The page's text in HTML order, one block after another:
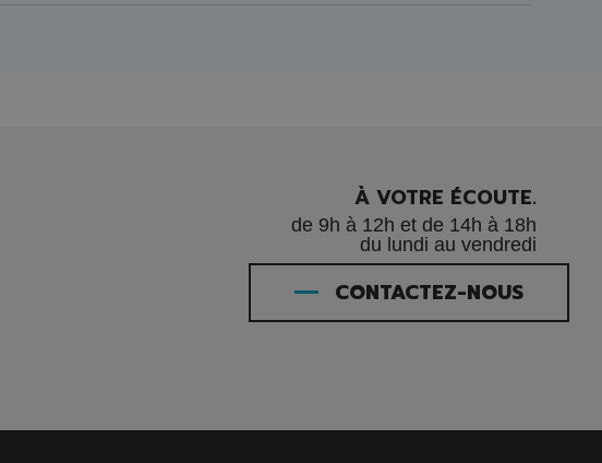
À VOTRE ÉCOUTE.
de 9h à 12h et de 14h à 18h
du lundi au vendredi
CONTACTEZ-NOUS